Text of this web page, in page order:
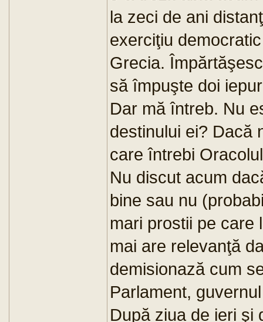
la zeci de ani
exerciţiu
Grecia.
să împuşte doi
Dar mă întreb. Nu
destinului ei? Dacă
care întrebi
Nu discut acum
bine sau nu
mari prostii pe care
mai are relevanţă
demisionază cum
Parlament,
După ziua de ieri şi